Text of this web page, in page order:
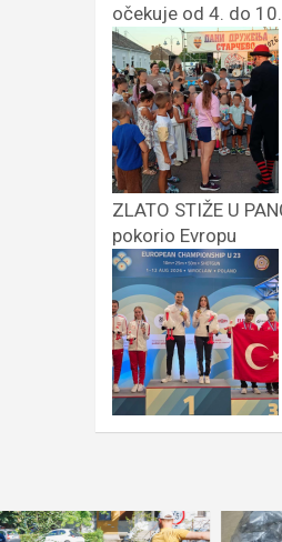
očekuje od 4. do
ZLATO STIŽE U
pokorio Evropu